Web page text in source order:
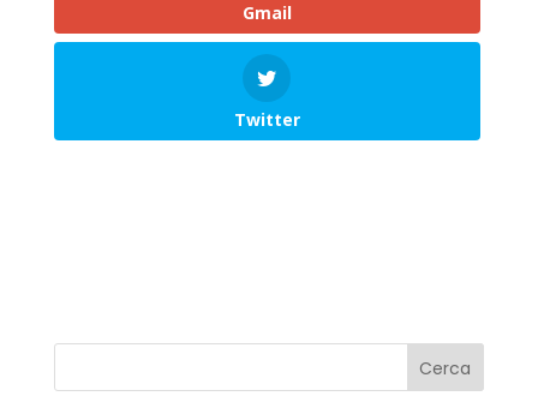
Gmail
Twitter
Cerca